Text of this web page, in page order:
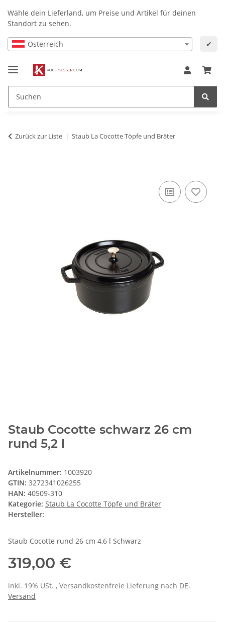
Wähle dein Lieferland, um Preise und Artikel für deinen
Standort zu sehen.
Österreich ✔
Zurück zur Liste Staub La Cocotte Töpfe und Bräter
Staub Cocotte schwarz 26 cm
rund 5,2 l
Artikelnummer: 1003920
GTIN: 3272341026255
HAN: 40509-310
Kategorie: Staub La Cocotte Töpfe und Bräter
Hersteller:
Staub Cocotte rund 26 cm 4,6 l Schwarz
319,00 €
inkl. 19% USt. , Versandkostenfreie Lieferung nach DE.
Versand